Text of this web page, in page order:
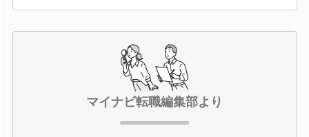
マイナビ転職編集部より